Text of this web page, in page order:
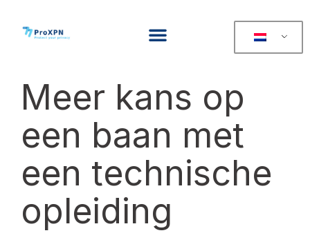
Meer kans op
een baan met
een technische
opleiding